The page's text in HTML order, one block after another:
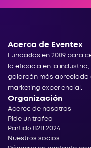
Acerca de Eventex
Fundados en 2009 para
la eficacia en la industria,
galardón más apreciado
marketing experiencial.
Organización
Acerca de nosotros
Pide un trofeo
Partido B2B 2024
Nuestros socios